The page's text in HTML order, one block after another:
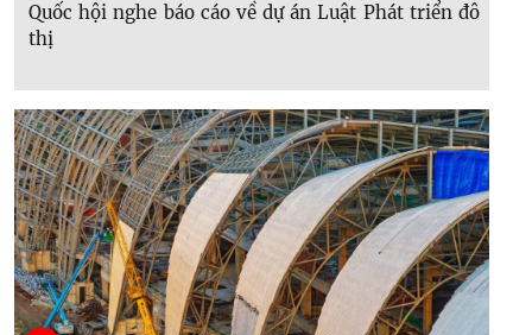
Quốc hội nghe báo cáo về dự án Luật Phát triển đô
thị